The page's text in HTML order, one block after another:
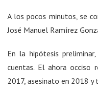
A los pocos minutos, se
José Manuel Ramírez
En la hipótesis
cuentas. El ahora occiso
2017, asesinato en 2018 y